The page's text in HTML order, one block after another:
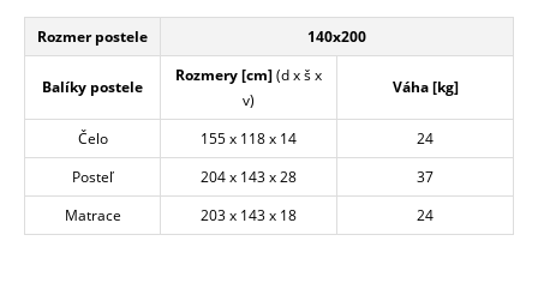
Rozmer postele 140x200
Balíky postele
Rozmery [cm](d x š x
v)
Váha [kg]
Čelo 155 x 118 x 14
24
Posteľ
204 x 143 x 28
37
Matrace
203 x 143 x 18 24